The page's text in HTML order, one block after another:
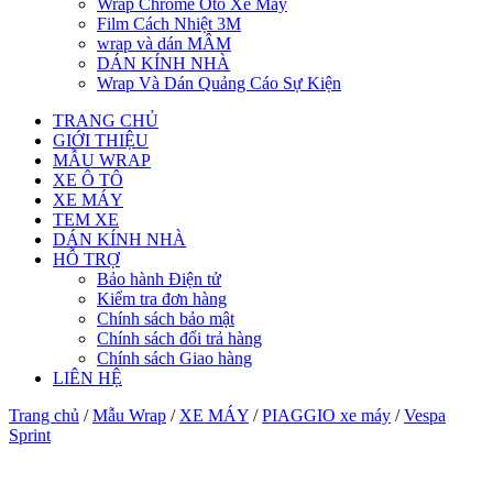
Wrap Chrome Oto Xe Máy
Film Cách Nhiệt 3M
wrap và dán MÂM
DÁN KÍNH NHÀ
Wrap Và Dán Quảng Cáo Sự Kiện
TRANG CHỦ
GIỚI THIỆU
MẪU WRAP
XE Ô TÔ
XE MÁY
TEM XE
DÁN KÍNH NHÀ
HỖ TRỢ
Bảo hành Điện tử
Kiểm tra đơn hàng
Chính sách bảo mật
Chính sách đổi trả hàng
Chính sách Giao hàng
LIÊN HỆ
Trang chủ / Mẫu Wrap / XE MÁY / PIAGGIO xe máy / Vespa
Sprint